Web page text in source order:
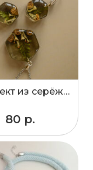
Комплект из серёжек и кулона из ювелирной смолы
80 р.